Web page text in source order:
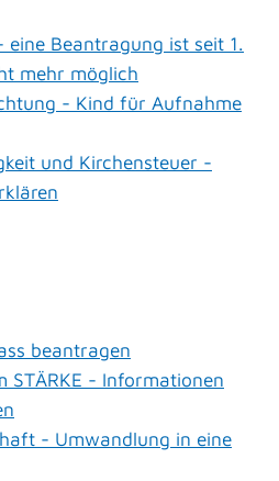
eine Beantragung ist seit 1.
mehr möglich
- Kind für Aufnahme
und Kirchensteuer -
beantragen
STÄRKE - Informationen
- Umwandlung in eine